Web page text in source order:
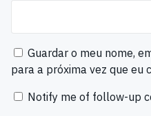
Guardar o meu nome,
para a próxima vez que eu
Notify me of follow-up